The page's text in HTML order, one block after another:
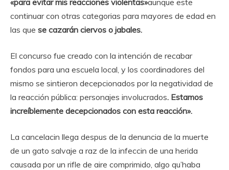
«para evitar mis reacciones violentas»aunque este
continuar con otras categorias para mayores de edad en
las que se cazarán ciervos o jabales.
El concurso fue creado con la intención de recabar
fondos para una escuela local, y los coordinadores del
mismo se sintieron decepcionados por la negatividad de
la reacción pública: personajes involucrados. Estamos
increíblemente decepcionados con esta reacción».
La cancelacin llega despus de la denuncia de la muerte
de un gato salvaje a raz de la infeccin de una herida
causada por un rifle de aire comprimido, algo qu’haba